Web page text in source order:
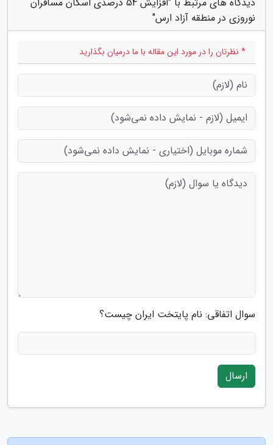
نوروزی در منطقه آزاد ارس"
* نظرتان را در مورد این مقاله با ما درمیان بگذارید
سوال اتفاقی: نام پایتخت ایران چیست؟
ارسال